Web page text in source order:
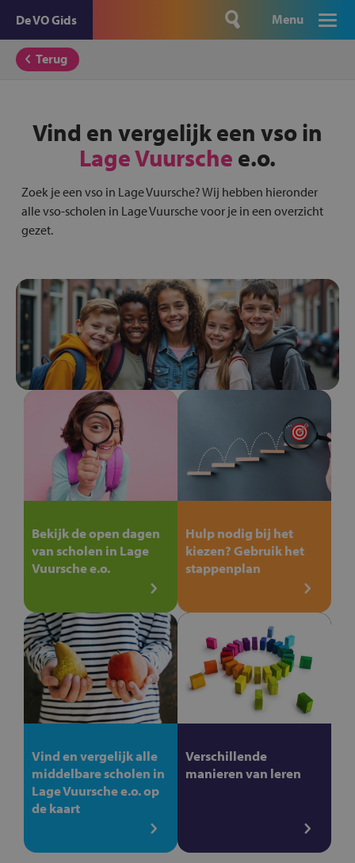
De VO Gids Menu
Terug
Vind en vergelijk een vso in
Lage Vuursche e.o.
Zoek je een vso in Lage Vuursche? Wij hebben hieronder
alle vso-scholen in Lage Vuursche voor je in een overzicht
gezet.
Bekijk de open dagen
van scholen in Lage
Vuursche e.o.
Hulp nodig bij het
kiezen? Gebruik het
stappenplan
Vind en vergelijk alle
middelbare scholen in
Lage Vuursche e.o. op
de kaart
Verschillende
manieren van leren